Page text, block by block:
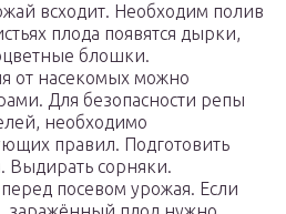
всходит. Необходим полив
плода появятся дырки,
блошки.
от насекомых можно
Для безопасности репы
необходимо
правил. Подготовить
Выдирать сорняки.
посевом урожая. Если